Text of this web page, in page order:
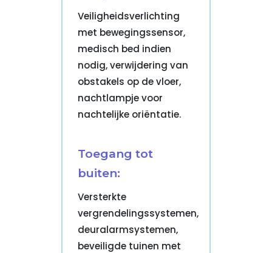
Veiligheidsverlichting
met bewegingssensor,
medisch bed indien
nodig, verwijdering van
obstakels op de vloer,
nachtlampje voor
nachtelijke oriëntatie.
Toegang tot
buiten:
Versterkte
vergrendelingssystemen,
deuralarmsystemen,
beveiligde tuinen met